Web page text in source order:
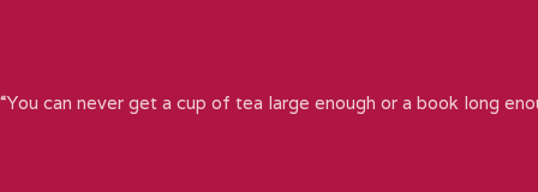
“You can never get a cup of tea large enough or a book long